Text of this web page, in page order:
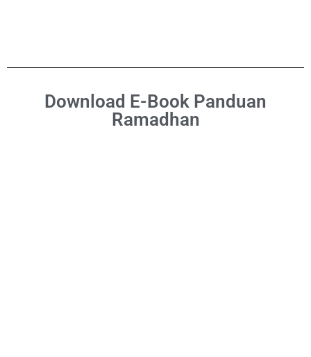
Download E-Book Panduan
Ramadhan